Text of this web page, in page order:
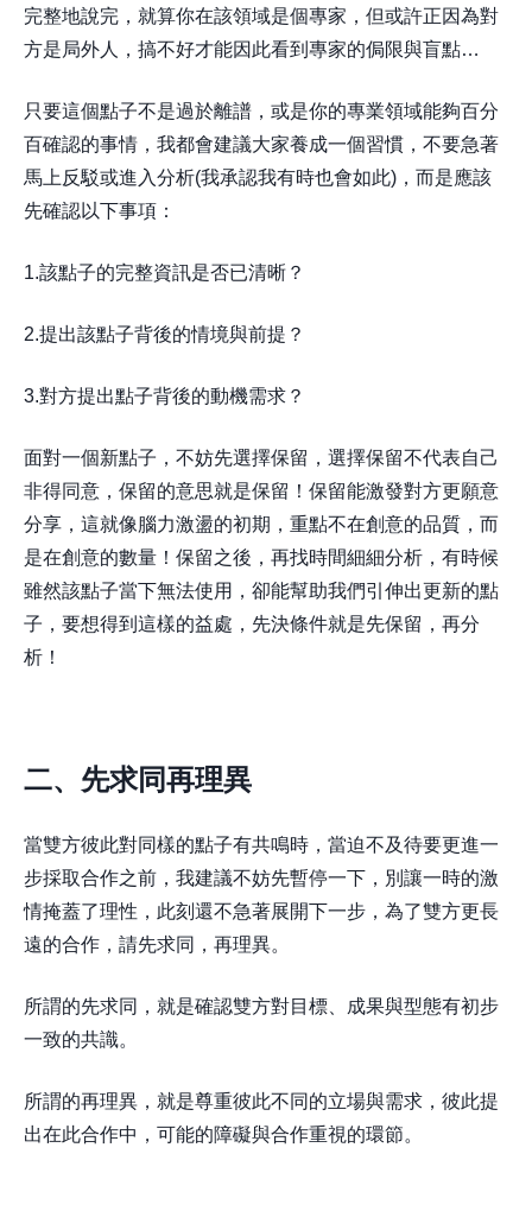
完整地說完，就算你在該領域是個專家，但或許正因為對
方是局外人，搞不好才能因此看到專家的侷限與盲點…
只要這個點子不是過於離譜，或是你的專業領域能夠百分
百確認的事情，我都會建議大家養成一個習慣，不要急著
馬上反駁或進入分析(我承認我有時也會如此)，而是應該
先確認以下事項：
1.該點子的完整資訊是否已清晰？
2.提出該點子背後的情境與前提？
3.對方提出點子背後的動機需求？
面對一個新點子，不妨先選擇保留，選擇保留不代表自己
非得同意，保留的意思就是保留！保留能激發對方更願意
分享，這就像腦力激盪的初期，重點不在創意的品質，而
是在創意的數量！保留之後，再找時間細細分析，有時候
雖然該點子當下無法使用，卻能幫助我們引伸出更新的點
子，要想得到這樣的益處，先決條件就是先保留，再分
析！
二、先求同再理異
當雙方彼此對同樣的點子有共鳴時，當迫不及待要更進一
步採取合作之前，我建議不妨先暫停一下，別讓一時的激
情掩蓋了理性，此刻還不急著展開下一步，為了雙方更長
遠的合作，請先求同，再理異。
所謂的先求同，就是確認雙方對目標、成果與型態有初步
一致的共識。
所謂的再理異，就是尊重彼此不同的立場與需求，彼此提
出在此合作中，可能的障礙與合作重視的環節。